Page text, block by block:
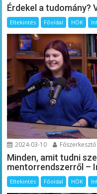
Érdekel a tudomány?
Eltekintés Főoldal HÖK
2024-03-10 Főszerkesztő
Minden, amit tudni
mentorrendszerről –
Eltekintés Főoldal HÖK